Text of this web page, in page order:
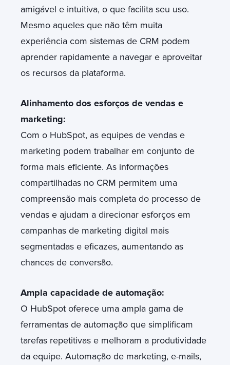
amigável e intuitiva, o que facilita seu uso.
Mesmo aqueles que não têm muita
experiência com sistemas de CRM podem
aprender rapidamente a navegar e aproveitar
os recursos da plataforma.
Alinhamento dos esforços de vendas e
marketing:
Com o HubSpot, as equipes de vendas e
marketing podem trabalhar em conjunto de
forma mais eficiente. As informações
compartilhadas no CRM permitem uma
compreensão mais completa do processo de
vendas e ajudam a direcionar esforços em
campanhas de marketing digital mais
segmentadas e eficazes, aumentando as
chances de conversão.
Ampla capacidade de automação:
O HubSpot oferece uma ampla gama de
ferramentas de automação que simplificam
tarefas repetitivas e melhoram a produtividade
da equipe. Automação de marketing, e-mails,